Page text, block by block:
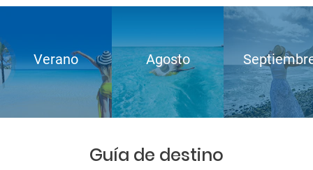
Verano Agosto
Guía de destino